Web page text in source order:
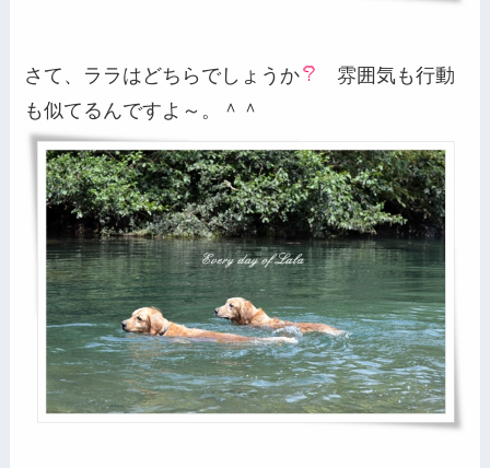
さて、ララはどちらでしょうか
雰囲気も行動
も似てるんですよ～。＾＾